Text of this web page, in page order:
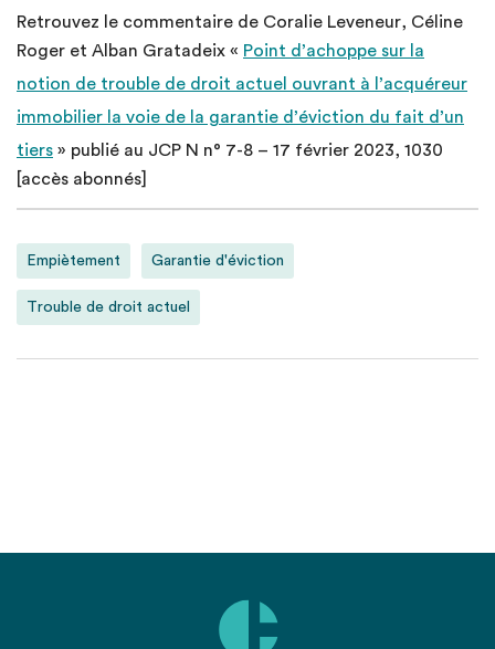
Retrouvez le commentaire de Coralie Leveneur, Céline
Roger et Alban Gratadeix « Point d’achoppe sur la
notion de trouble de droit actuel ouvrant à l’acquéreur
immobilier la voie de la garantie d’éviction du fait d’un
tiers » publié au JCP N n° 7-8 – 17 février 2023, 1030
[accès abonnés]
Empiètement Garantie d'éviction
Trouble de droit actuel